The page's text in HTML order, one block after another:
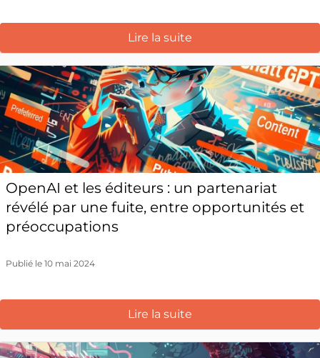
Lire la suite
OpenAI et les éditeurs : un partenariat
révélé par une fuite, entre opportunités et
préoccupations
Publié le 10 mai 2024
Lire la suite